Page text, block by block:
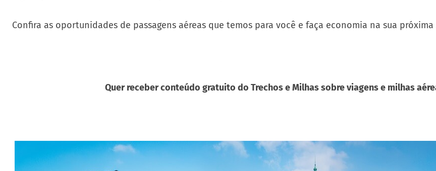
Confira as oportunidades de passagens aéreas que temos para você e faça economia na sua
Quer receber conteúdo gratuito do Trechos e Milhas sobre viagens e milhas